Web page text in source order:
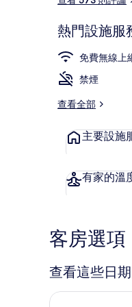
熱門設施服
免費無線上
禁煙
查看全部
主要設施
有家的溫
客房選項
查看這些日
查看今晚 (8月 6